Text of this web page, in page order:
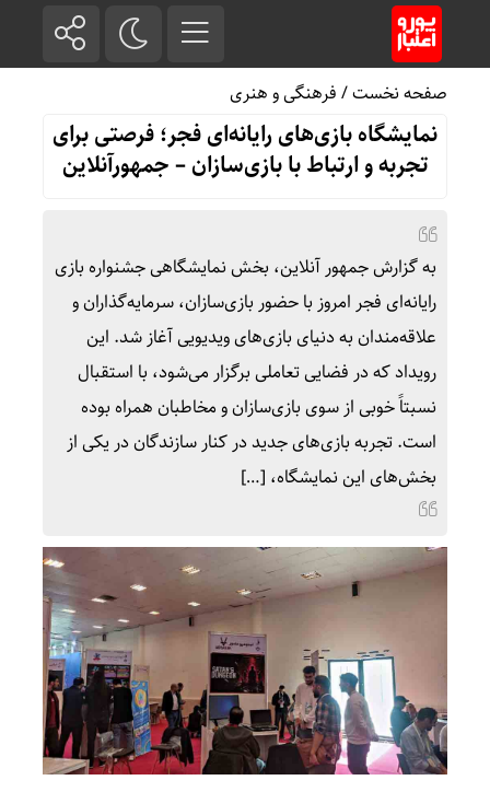
صفحه نخست/فرهنگی و هنری
نمایشگاه بازی‌های رایانه‌ای فجر؛ فرصتی برای
تجربه و ارتباط با بازی‌سازان – جمهورآنلاین
به گزارش جمهور آنلاین، بخش نمایشگاهی جشنواره بازی
رایانه‌ای فجر امروز با حضور بازی‌سازان، سرمایه‌گذاران و
علاقه‌مندان به دنیای بازی‌های ویدیویی آغاز شد. این
رویداد که در فضایی تعاملی برگزار می‌شود، با استقبال
نسبتاً خوبی از سوی بازی‌سازان و مخاطبان همراه بوده
است. تجربه بازی‌های جدید در کنار سازندگان در یکی از
بخش‌های این نمایشگاه، […]